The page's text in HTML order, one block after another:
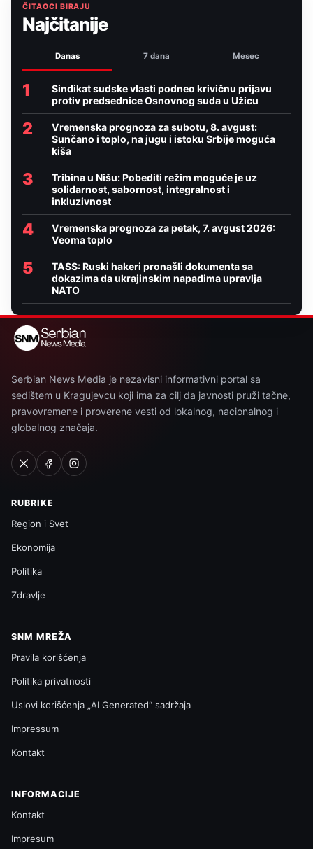
ČITAOCI BIRAJU
Najčitanije
Danas 7 dana Mesec
1
Sindikat sudske vlasti podneo krivičnu prijavu
protiv predsednice Osnovnog suda u Užicu
2
Vremenska prognoza za subotu, 8. avgust:
Sunčano i toplo, na jugu i istoku Srbije moguća
kiša
3
Tribina u Nišu: Pobediti režim moguće je uz
solidarnost, sabornost, integralnost i
inkluzivnost
4
Vremenska prognoza za petak, 7. avgust 2026:
Veoma toplo
5
TASS: Ruski hakeri pronašli dokumenta sa
dokazima da ukrajinskim napadima upravlja
NATO
Serbian News Media je nezavisni informativni portal sa
sedištem u Kragujevcu koji ima za cilj da javnosti pruži tačne,
pravovremene i proverene vesti od lokalnog, nacionalnog i
globalnog značaja.
RUBRIKE
Region i Svet
Ekonomija
Politika
Zdravlje
SNM MREŽA
Pravila korišćenja
Politika privatnosti
Uslovi korišćenja „AI Generated“ sadržaja
Impressum
Kontakt
INFORMACIJE
Kontakt
Impresum